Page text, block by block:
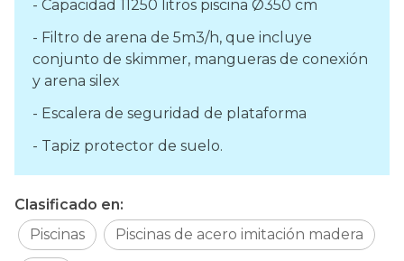
- Capacidad 11250 litros piscina Ø350 cm
- Filtro de arena de 5m3/h, que incluye
conjunto de skimmer, mangueras de conexión
y arena silex
- Escalera de seguridad de plataforma
- Tapiz protector de suelo.
Clasificado en:
Piscinas
Piscinas de acero imitación madera